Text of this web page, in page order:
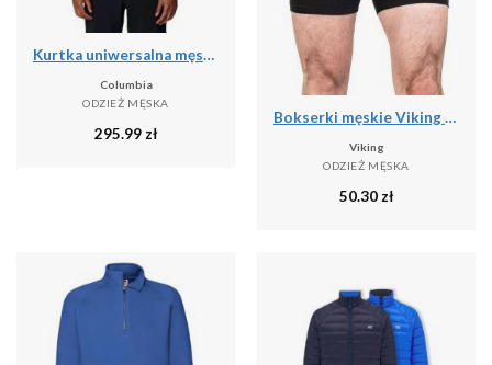
Kurtka uniwersalna męska Columbia Inner Limits Iii
Columbia
ODZIEŻ MĘSKA
295.99 zł
Bokserki męskie Viking Bamboo Lockness, z włóknem bambusowym
Viking
ODZIEŻ MĘSKA
50.30zł